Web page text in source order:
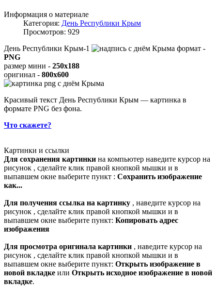
Информация о материале
Категория: День Республики Крым
Просмотров: 929
День Республики Крым-1
формат -
PNG
размер мини - 250x188
оригинал - 800x600
Красивый текст День Республики Крым — картинка в
формате PNG без фона.
Что скажете?
Картинки и ссылки
Для сохранения картинки на компьютер наведите курсор на
рисунок , сделайте клик правой кнопкой мышки и в
выпавшем окне выберите пункт : Сохранить изображение
как...
Для получения ссылка на картинку , наведите курсор на
рисунок , сделайте клик правой кнопкой мышки и в
выпавшем окне выберите пункт: Копировать адрес
изображения
Для просмотра оригинала картинки , наведите курсор на
рисунок , сделайте клик правой кнопкой мышки и в
выпавшем окне выберите пункт: Открыть изображение в
новой вкладке или Открыть исходное изображение в новой
вкладке.